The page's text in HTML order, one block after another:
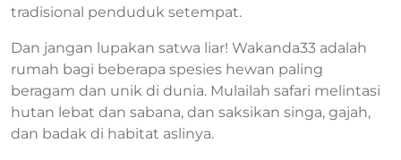
tradisional penduduk setempat.
Dan jangan lupakan satwa liar! Wakanda33 adalah
rumah bagi beberapa spesies hewan paling
beragam dan unik di dunia. Mulailah safari melintasi
hutan lebat dan sabana, dan saksikan singa, gajah,
dan badak di habitat aslinya.